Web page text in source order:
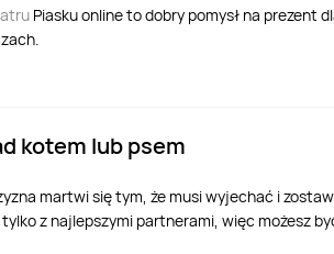
Piasku online to dobry pomysł na prezent
kotem lub psem
martwi się tym, że musi wyjechać i
z najlepszymi partnerami, więc możesz